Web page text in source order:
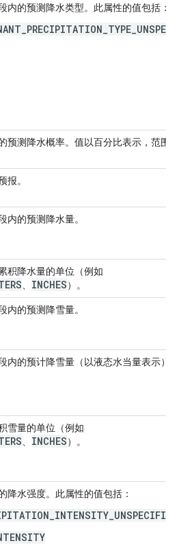
内的预测降水类型。此属性的值包括：
预测降水概率。值以百分比表示，范围
报。
内的预测降水量。
积降水量的单位（例如
INCHES）。
内的预测降雪量。
内的预计降雪量（以液态水当量表示）
雪量的单位（例如
INCHES）。
降水强度。此属性的值包括：